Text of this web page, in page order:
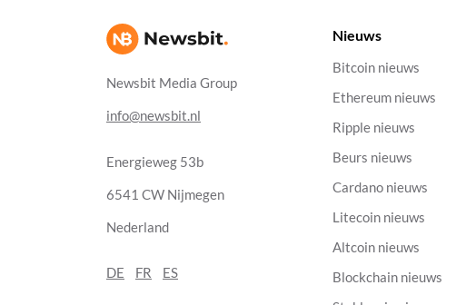
Newsbit Media Group
info@newsbit.nl
Energieweg 53b
6541 CW Nijmegen
Nederland
DE FR ES
Nieuws
Bitcoin nieuws
Ethereum nieuws
Ripple nieuws
Beurs nieuws
Cardano nieuws
Litecoin nieuws
Altcoin nieuws
Blockchain nieuws